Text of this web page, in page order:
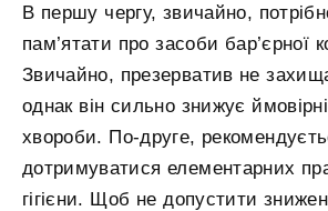
В першу чергу, звичайно,
пам’ятати про засоби бар’єрної
Звичайно, презерватив не
однак він сильно знижує
хвороби. По-друге,
дотримуватися елементарних
гігієни. Щоб не допустити